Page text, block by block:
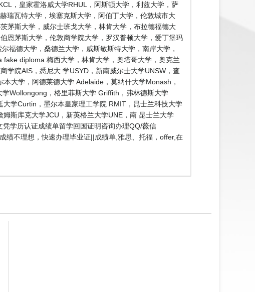
，皇家霍洛威大学RHUL，阿斯顿大学，利兹大学，萨
瑞瓦特大学，埃塞克斯大学，阿伯丁大学，伦敦城市大
茅斯大学，威尔士班戈大学，林肯大学，布拉德福德大
恩茅斯大学，伦敦商学院大学，罗汉普顿大学，爱丁堡玛
福德大学，桑德兰大学，威斯敏斯特大学，南岸大学，
diploma 梅西大学，林肯大学，奥塔哥大学，奥克兰
学院AIS，悉尼大 学USYD，新南威尔士大学UNSW，查
大学，阿德莱德大学 Adelaide，莫纳什大学Monash，
Wollongong，格里菲斯大学 Griffith，弗林德斯大学
学Curtin，墨尔本皇家理工学院 RMIT，昆士兰科技大学
斯库克大学JCU，新英格兰大学UNE，南 昆士兰大学
学历认证成绩单留学回国证明咨询办理QQ/薇信
绩不理想，快速办理毕业证||成绩单,雅思、托福，offer,在